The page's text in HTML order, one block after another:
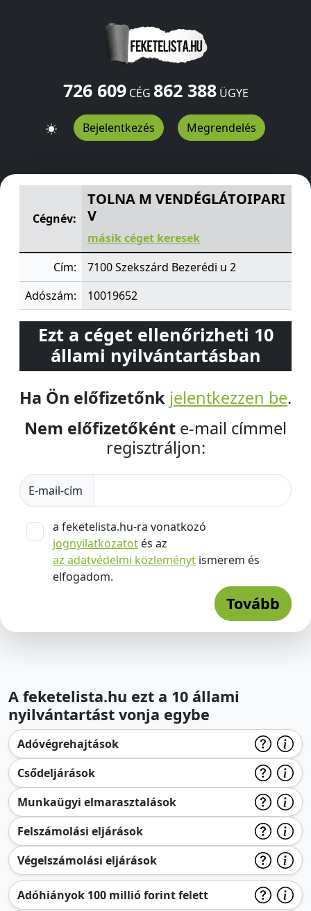
726 609CÉG 862 388ÜGYE
Bejelentkezés Megrendelés
TOLNA M VENDÉGLÁTOIPARI V Bezerédi u 2 Szekszárd
Cégnév:
TOLNA M VENDÉGLÁTOIPARI
V
másik céget keresek
Cím:
7100 Szekszárd Bezerédi u 2
Adószám:
10019652
Ezt a céget ellenőrizheti 10
állami nyilvántartásban
Ha Ön előfizetőnk jelentkezzen be.
Nem előfizetőként e-mail címmel
regisztráljon:
E-mail-cím
a feketelista.hu-ra vonatkozó
jognyilatkozatot és az
az adatvédelmi közleményt ismerem és
elfogadom.
Tovább
A feketelista.hu ezt a 10 állami
nyilvántartást vonja egybe
Adóvégrehajtások
Csődeljárások
Munkaügyi elmarasztalások
Felszámolási eljárások
Végelszámolási eljárások
Adóhiányok 100 millió forint felett